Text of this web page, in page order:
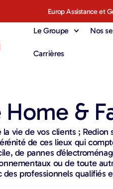
Europ Assistance et
Le Groupe Nos
Carrières
Home &
vie de vos clients ; Redion
de ces lieux qui
de pannes
ou de toute
professionnels qualifiés